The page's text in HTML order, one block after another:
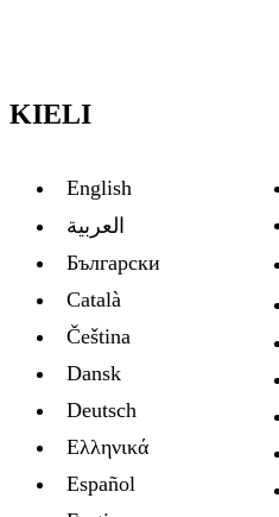
KIELI
English
العربية
Български
Català
Čeština
Dansk
Deutsch
Ελληνικά
Español